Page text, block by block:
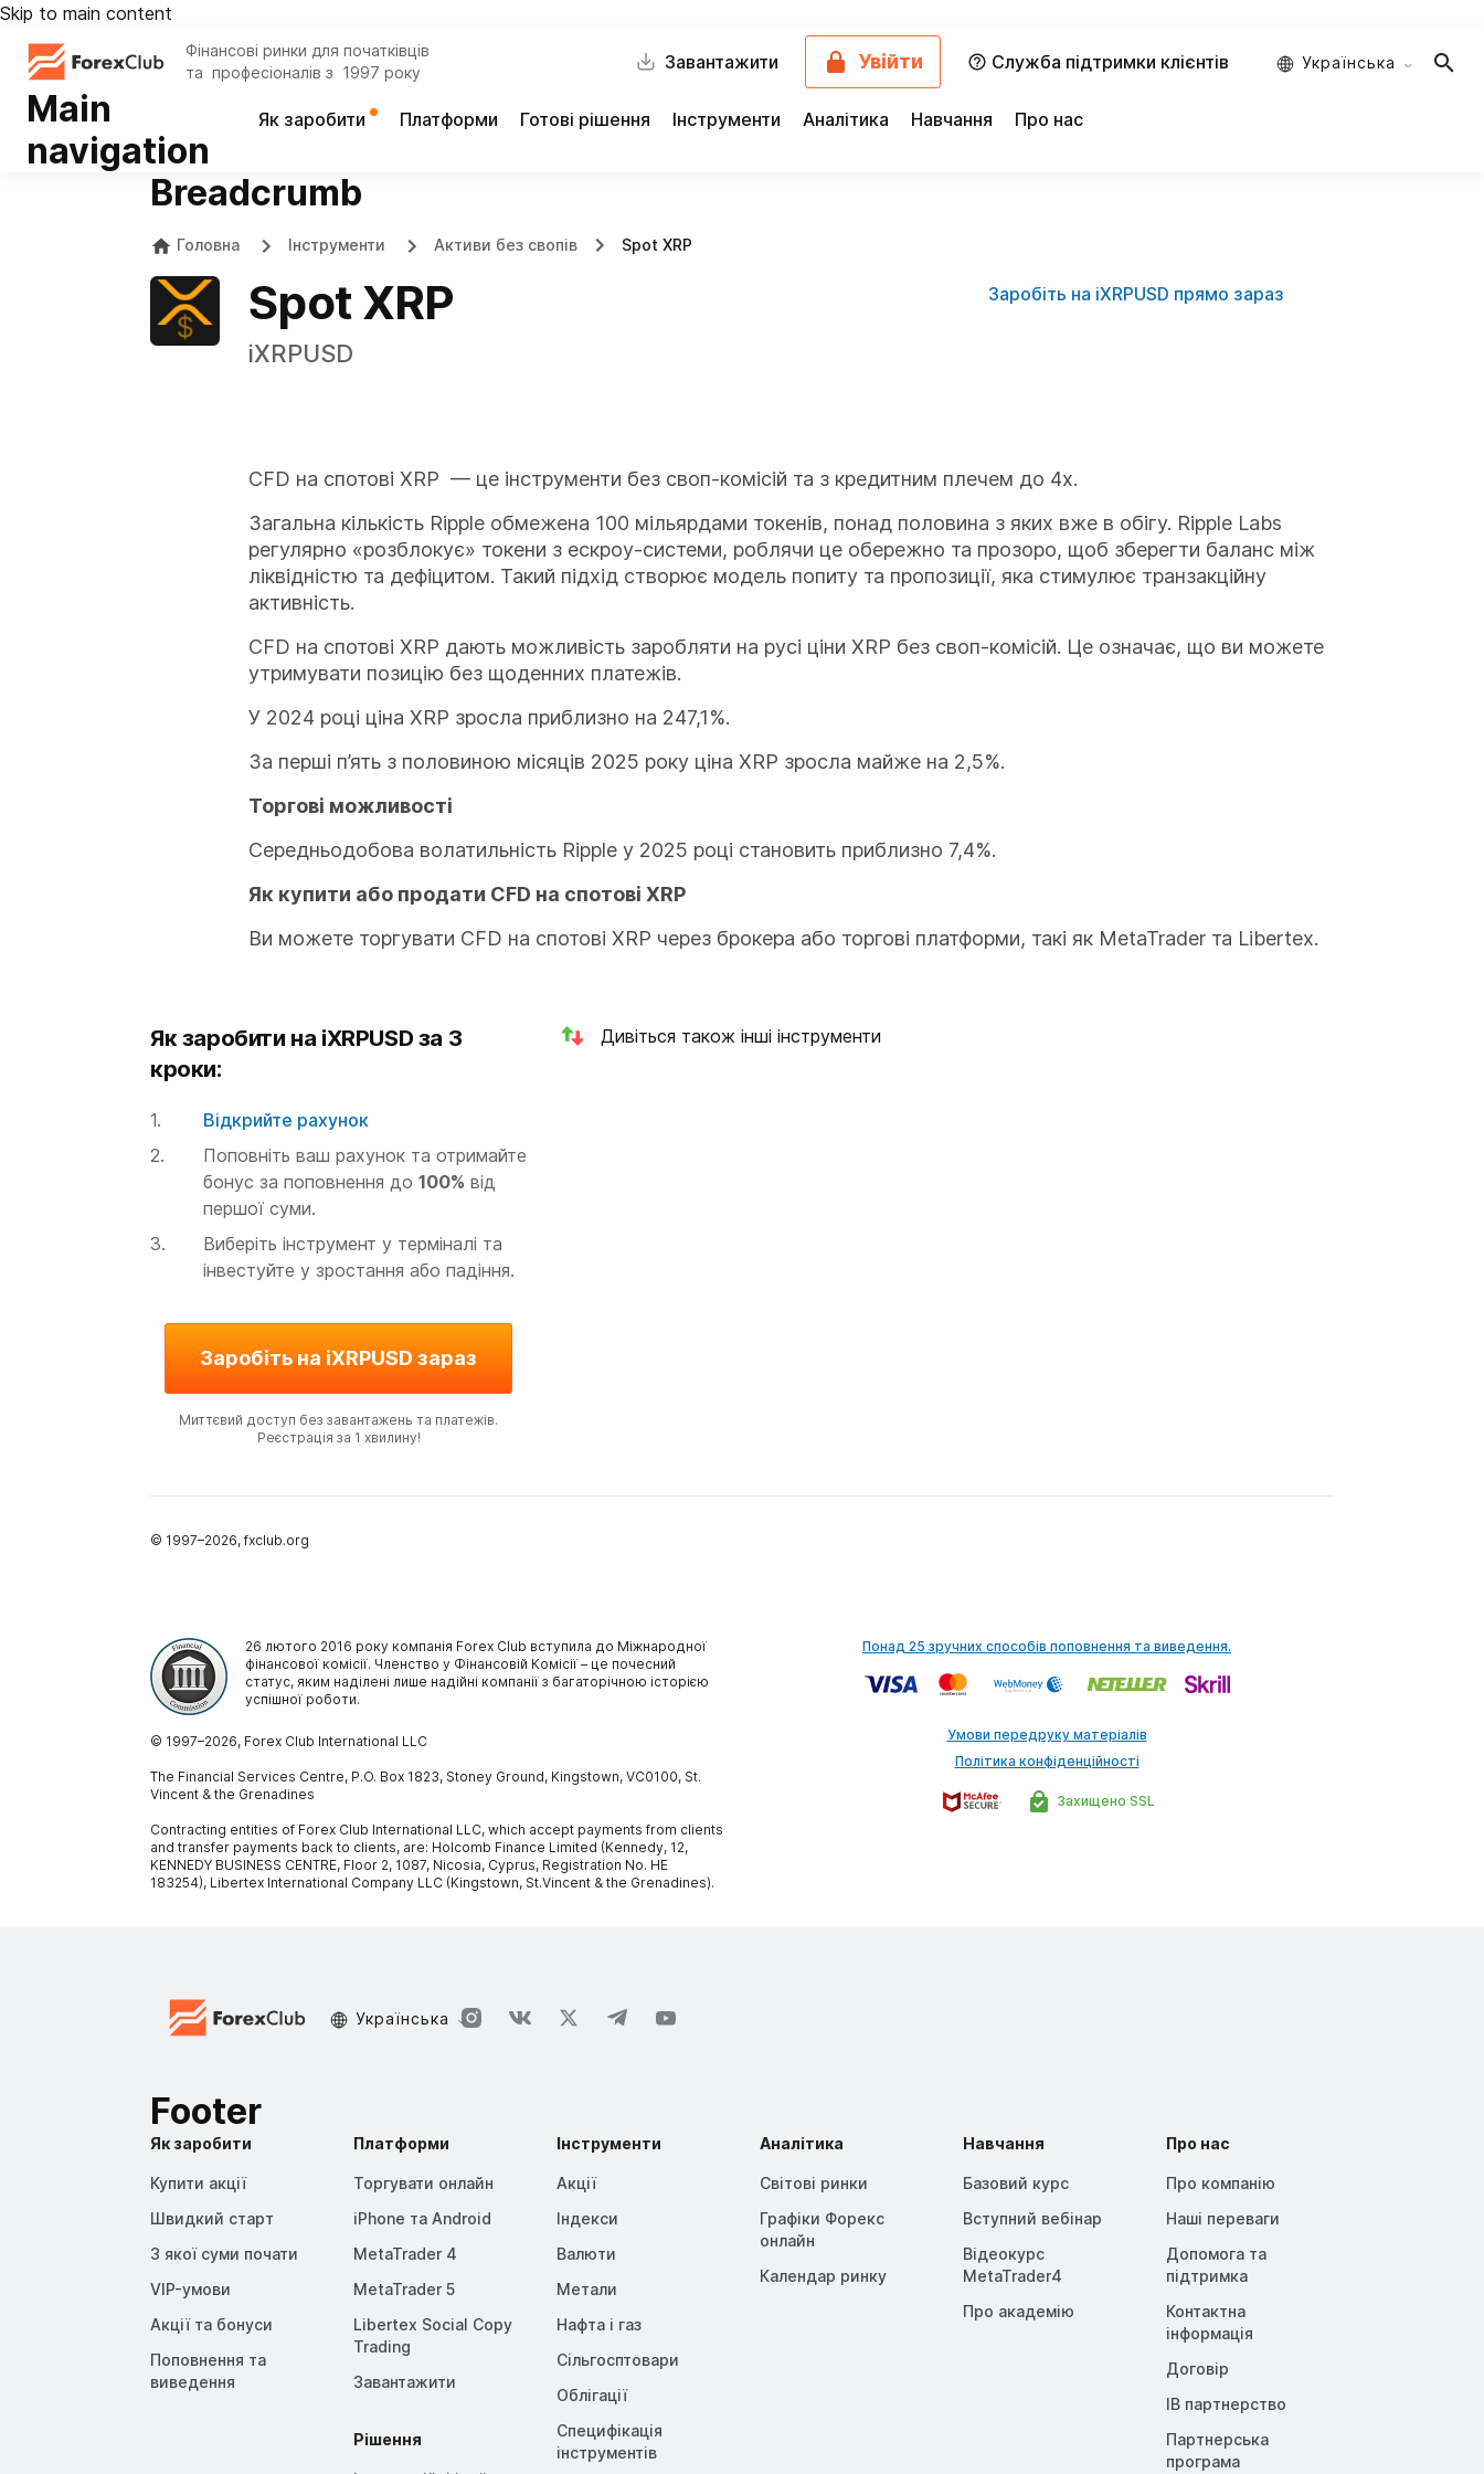
Skip to main content
Фінансові ринки для початківців
та професіоналів з 1997 року
Завантажити Увійти Служба підтримки клієнтів Украïнська
Main
navigation
Як заробити Платформи Готові рішення Інструменти Аналітика Навчання Про нас
Breadcrumb
Головна Інструменти Активи без свопів Spot XRP
Spot XRP
iXRPUSD
Заробіть на iXRPUSD прямо зараз
CFD на спотові XRP — це інструменти без своп-комісій та з кредитним плечем до 4х.
Загальна кількість Ripple обмежена 100 мільярдами токенів, понад половина з яких вже в обігу. Ripple Labs
регулярно «розблокує» токени з ескроу-системи, роблячи це обережно та прозоро, щоб зберегти баланс між
ліквідністю та дефіцитом. Такий підхід створює модель попиту та пропозиції, яка стимулює транзакційну
активність.
CFD на спотові XRP дають можливість заробляти на русі ціни XRP без своп-комісій. Це означає, що ви можете
утримувати позицію без щоденних платежів.
У 2024 році ціна XRP зросла приблизно на 247,1%.
За перші п’ять з половиною місяців 2025 року ціна XRP зросла майже на 2,5%.
Торгові можливості
Середньодобова волатильність Ripple у 2025 році становить приблизно 7,4%.
Як купити або продати CFD на спотові XRP
Ви можете торгувати CFD на спотові XRP через брокера або торгові платформи, такі як MetaTrader та Libertex.
Як заробити на iXRPUSD за 3
кроки:
Відкрийте рахунок
Поповніть ваш рахунок та отримайте
бонус за поповнення до 100% від
першої суми.
Виберіть інструмент у терміналі та
інвестуйте у зростання або падіння.
Заробіть на iXRPUSD зараз
Миттєвий доступ без завантажень та платежів.
Реєстрація за 1 хвилину!
Дивіться також інші інструменти
© 1997–2026, fxclub.org
26 лютого 2016 року компанія Forex Club вступила до Міжнародної
фінансової комісії. Членство у Фінансовій Комісії – це почесний
статус, яким наділені лише надійні компанії з багаторічною історією
успішної роботи.
© 1997–2026, Forex Club International LLC
The Financial Services Centre, P.O. Box 1823, Stoney Ground, Kingstown, VC0100, St.
Vincent & the Grenadines
Contracting entities of Forex Club International LLC, which accept payments from clients
and transfer payments back to clients, are: Holcomb Finance Limited (Kennedy, 12,
KENNEDY BUSINESS CENTRE, Floor 2, 1087, Nicosia, Cyprus, Registration No. HE
183254), Libertex International Company LLC (Kingstown, St.Vincent & the Grenadines).
Понад 25 зручних способів поповнення та виведення.
Захищено SSL
Умови передруку матеріалів
Політика конфіденційності
Украïнська
Footer
Як заробити
Купити акції
Швидкий старт
З якої суми почати
VIP-умови
Акції та бонуси
Поповнення та
виведення
Платформи
Торгувати онлайн
iPhone та Android
MetaTrader 4
MetaTrader 5
Libertex Social Copy
Trading
Завантажити
Рішення
Інструменти
Акції
Індекси
Валюти
Метали
Нафта і газ
Сільгосптовари
Облігації
Специфікація
інструментів
Аналітика
Світові ринки
Графіки Форекс
онлайн
Календар ринку
Навчання
Базовий курс
Вступний вебінар
Відеокурс
MetaTrader4
Про академію
Про нас
Про компанію
Наші переваги
Допомога та
підтримка
Контактна
інформація
Договір
IB партнерство
Партнерська
програма